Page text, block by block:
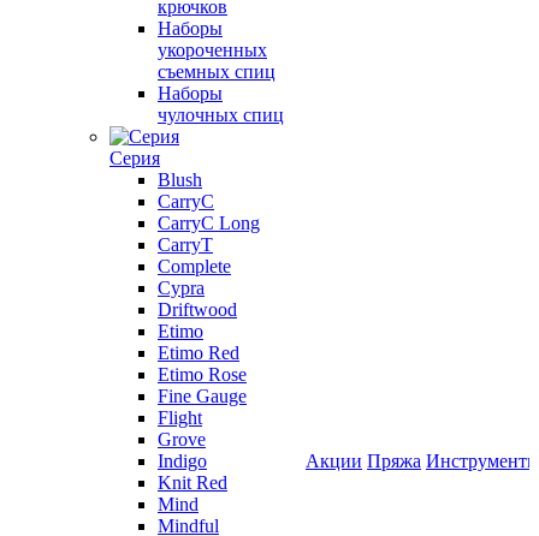
крючков
Наборы
укороченных
съемных спиц
Наборы
чулочных спиц
Серия
Blush
CarryC
CarryC Long
CarryT
Complete
Cypra
Driftwood
Etimo
Etimo Red
Etimo Rose
Fine Gauge
Flight
Grove
Indigo
Knit Red
Mind
Mindful
Акции Пряжа Инструменты